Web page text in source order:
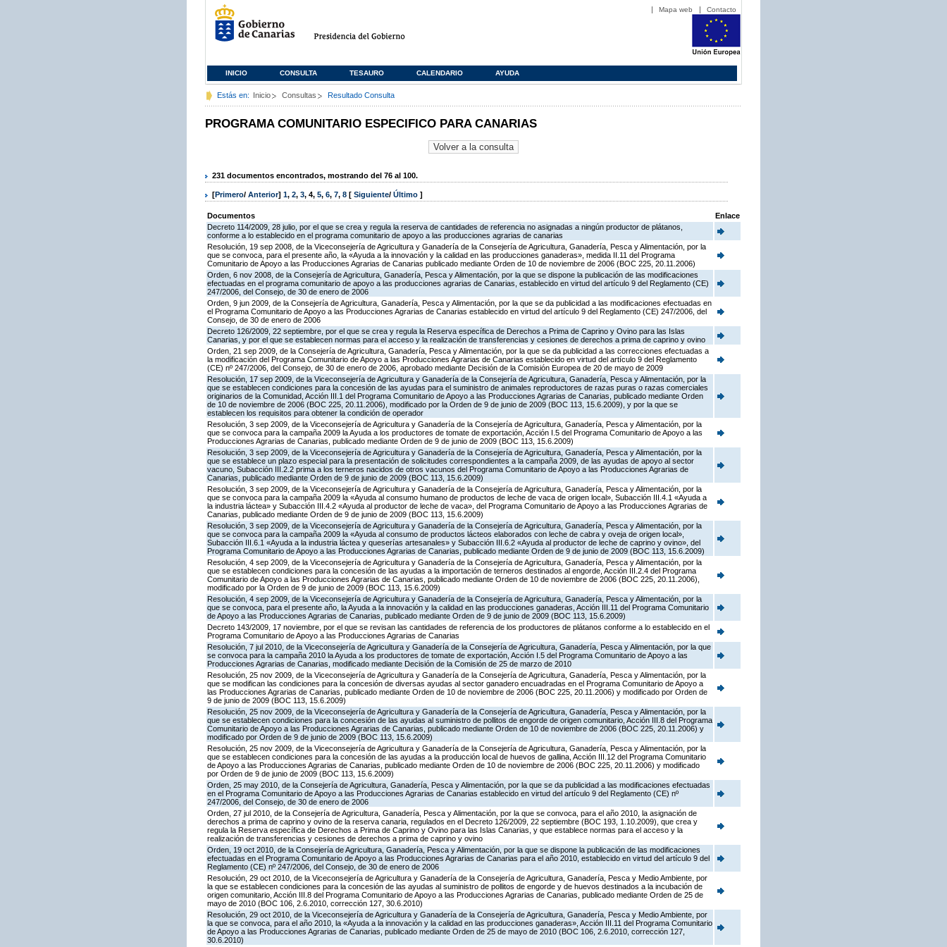
Mapa web Contacto
INICIO CONSULTA TESAURO CALENDARIO AYUDA
Estás en: Inicio Consultas Resultado Consulta
PROGRAMA COMUNITARIO ESPECIFICO PARA CANARIAS
231 documentos encontrados, mostrando del 76 al 100.
[Primero/ Anterior] 1, 2, 3, 4, 5, 6, 7, 8 [ Siguiente/ Último ]
Documentos
Enlace
Decreto 114/2009, 28 julio, por el que se crea y regula la reserva de cantidades de referencia no asignadas a ningún productor de plátanos,
conforme a lo establecido en el programa comunitario de apoyo a las producciones agrarias de canarias
Resolución, 19 sep 2008, de la Viceconsejería de Agricultura y Ganadería de la Consejería de Agricultura, Ganadería, Pesca y Alimentación, por la
que se convoca, para el presente año, la «Ayuda a la innovación y la calidad en las producciones ganaderas», medida II.11 del Programa
Comunitario de Apoyo a las Producciones Agrarias de Canarias publicado mediante Orden de 10 de noviembre de 2006 (BOC 225, 20.11.2006)
Orden, 6 nov 2008, de la Consejería de Agricultura, Ganadería, Pesca y Alimentación, por la que se dispone la publicación de las modificaciones
efectuadas en el programa comunitario de apoyo a las producciones agrarias de Canarias, establecido en virtud del artículo 9 del Reglamento (CE)
247/2006, del Consejo, de 30 de enero de 2006
Orden, 9 jun 2009, de la Consejería de Agricultura, Ganadería, Pesca y Alimentación, por la que se da publicidad a las modificaciones efectuadas en
el Programa Comunitario de Apoyo a las Producciones Agrarias de Canarias establecido en virtud del artículo 9 del Reglamento (CE) 247/2006, del
Consejo, de 30 de enero de 2006
Decreto 126/2009, 22 septiembre, por el que se crea y regula la Reserva específica de Derechos a Prima de Caprino y Ovino para las Islas
Canarias, y por el que se establecen normas para el acceso y la realización de transferencias y cesiones de derechos a prima de caprino y ovino
Orden, 21 sep 2009, de la Consejería de Agricultura, Ganadería, Pesca y Alimentación, por la que se da publicidad a las correcciones efectuadas a
la modificación del Programa Comunitario de Apoyo a las Producciones Agrarias de Canarias establecido en virtud del artículo 9 del Reglamento
(CE) nº 247/2006, del Consejo, de 30 de enero de 2006, aprobado mediante Decisión de la Comisión Europea de 20 de mayo de 2009
Resolución, 17 sep 2009, de la Viceconsejería de Agricultura y Ganadería de la Consejería de Agricultura, Ganadería, Pesca y Alimentación, por la
que se establecen condiciones para la concesión de las ayudas para el suministro de animales reproductores de razas puras o razas comerciales
originarios de la Comunidad, Acción III.1 del Programa Comunitario de Apoyo a las Producciones Agrarias de Canarias, publicado mediante Orden
de 10 de noviembre de 2006 (BOC 225, 20.11.2006), modificado por la Orden de 9 de junio de 2009 (BOC 113, 15.6.2009), y por la que se
establecen los requisitos para obtener la condición de operador
Resolución, 3 sep 2009, de la Viceconsejería de Agricultura y Ganadería de la Consejería de Agricultura, Ganadería, Pesca y Alimentación, por la
que se convoca para la campaña 2009 la Ayuda a los productores de tomate de exportación, Acción I.5 del Programa Comunitario de Apoyo a las
Producciones Agrarias de Canarias, publicado mediante Orden de 9 de junio de 2009 (BOC 113, 15.6.2009)
Resolución, 3 sep 2009, de la Viceconsejería de Agricultura y Ganadería de la Consejería de Agricultura, Ganadería, Pesca y Alimentación, por la
que se establece un plazo especial para la presentación de solicitudes correspondientes a la campaña 2009, de las ayudas de apoyo al sector
vacuno, Subacción III.2.2 prima a los terneros nacidos de otros vacunos del Programa Comunitario de Apoyo a las Producciones Agrarias de
Canarias, publicado mediante Orden de 9 de junio de 2009 (BOC 113, 15.6.2009)
Resolución, 3 sep 2009, de la Viceconsejería de Agricultura y Ganadería de la Consejería de Agricultura, Ganadería, Pesca y Alimentación, por la
que se convoca para la campaña 2009 la «Ayuda al consumo humano de productos de leche de vaca de origen local», Subacción III.4.1 «Ayuda a
la industria láctea» y Subacción III.4.2 «Ayuda al productor de leche de vaca», del Programa Comunitario de Apoyo a las Producciones Agrarias de
Canarias, publicado mediante Orden de 9 de junio de 2009 (BOC 113, 15.6.2009)
Resolución, 3 sep 2009, de la Viceconsejería de Agricultura y Ganadería de la Consejería de Agricultura, Ganadería, Pesca y Alimentación, por la
que se convoca para la campaña 2009 la «Ayuda al consumo de productos lácteos elaborados con leche de cabra y oveja de origen local»,
Subacción III.6.1 «Ayuda a la industria láctea y queserías artesanales» y Subacción III.6.2 «Ayuda al productor de leche de caprino y ovino», del
Programa Comunitario de Apoyo a las Producciones Agrarias de Canarias, publicado mediante Orden de 9 de junio de 2009 (BOC 113, 15.6.2009)
Resolución, 4 sep 2009, de la Viceconsejería de Agricultura y Ganadería de la Consejería de Agricultura, Ganadería, Pesca y Alimentación, por la
que se establecen condiciones para la concesión de las ayudas a la importación de terneros destinados al engorde, Acción III.2.4 del Programa
Comunitario de Apoyo a las Producciones Agrarias de Canarias, publicado mediante Orden de 10 de noviembre de 2006 (BOC 225, 20.11.2006),
modificado por la Orden de 9 de junio de 2009 (BOC 113, 15.6.2009)
Resolución, 4 sep 2009, de la Viceconsejería de Agricultura y Ganadería de la Consejería de Agricultura, Ganadería, Pesca y Alimentación, por la
que se convoca, para el presente año, la Ayuda a la innovación y la calidad en las producciones ganaderas, Acción III.11 del Programa Comunitario
de Apoyo a las Producciones Agrarias de Canarias, publicado mediante Orden de 9 de junio de 2009 (BOC 113, 15.6.2009)
Decreto 143/2009, 17 noviembre, por el que se revisan las cantidades de referencia de los productores de plátanos conforme a lo establecido en el
Programa Comunitario de Apoyo a las Producciones Agrarias de Canarias
Resolución, 7 jul 2010, de la Viceconsejería de Agricultura y Ganadería de la Consejería de Agricultura, Ganadería, Pesca y Alimentación, por la que
se convoca para la campaña 2010 la Ayuda a los productores de tomate de exportación, Acción I.5 del Programa Comunitario de Apoyo a las
Producciones Agrarias de Canarias, modificado mediante Decisión de la Comisión de 25 de marzo de 2010
Resolución, 25 nov 2009, de la Viceconsejería de Agricultura y Ganadería de la Consejería de Agricultura, Ganadería, Pesca y Alimentación, por la
que se modifican las condiciones para la concesión de diversas ayudas al sector ganadero encuadradas en el Programa Comunitario de Apoyo a
las Producciones Agrarias de Canarias, publicado mediante Orden de 10 de noviembre de 2006 (BOC 225, 20.11.2006) y modificado por Orden de
9 de junio de 2009 (BOC 113, 15.6.2009)
Resolución, 25 nov 2009, de la Viceconsejería de Agricultura y Ganadería de la Consejería de Agricultura, Ganadería, Pesca y Alimentación, por la
que se establecen condiciones para la concesión de las ayudas al suministro de pollitos de engorde de origen comunitario, Acción III.8 del Programa
Comunitario de Apoyo a las Producciones Agrarias de Canarias, publicado mediante Orden de 10 de noviembre de 2006 (BOC 225, 20.11.2006) y
modificado por Orden de 9 de junio de 2009 (BOC 113, 15.6.2009)
Resolución, 25 nov 2009, de la Viceconsejería de Agricultura y Ganadería de la Consejería de Agricultura, Ganadería, Pesca y Alimentación, por la
que se establecen condiciones para la concesión de las ayudas a la producción local de huevos de gallina, Acción III.12 del Programa Comunitario
de Apoyo a las Producciones Agrarias de Canarias, publicado mediante Orden de 10 de noviembre de 2006 (BOC 225, 20.11.2006) y modificado
por Orden de 9 de junio de 2009 (BOC 113, 15.6.2009)
Orden, 25 may 2010, de la Consejería de Agricultura, Ganadería, Pesca y Alimentación, por la que se da publicidad a las modificaciones efectuadas
en el Programa Comunitario de Apoyo a las Producciones Agrarias de Canarias establecido en virtud del artículo 9 del Reglamento (CE) nº
247/2006, del Consejo, de 30 de enero de 2006
Orden, 27 jul 2010, de la Consejería de Agricultura, Ganadería, Pesca y Alimentación, por la que se convoca, para el año 2010, la asignación de
derechos a prima de caprino y ovino de la reserva canaria, regulados en el Decreto 126/2009, 22 septiembre (BOC 193, 1.10.2009), que crea y
regula la Reserva específica de Derechos a Prima de Caprino y Ovino para las Islas Canarias, y que establece normas para el acceso y la
realización de transferencias y cesiones de derechos a prima de caprino y ovino
Orden, 19 oct 2010, de la Consejería de Agricultura, Ganadería, Pesca y Alimentación, por la que se dispone la publicación de las modificaciones
efectuadas en el Programa Comunitario de Apoyo a las Producciones Agrarias de Canarias para el año 2010, establecido en virtud del artículo 9 del
Reglamento (CE) nº 247/2006, del Consejo, de 30 de enero de 2006
Resolución, 29 oct 2010, de la Viceconsejería de Agricultura y Ganadería de la Consejería de Agricultura, Ganadería, Pesca y Medio Ambiente, por
la que se establecen condiciones para la concesión de las ayudas al suministro de pollitos de engorde y de huevos destinados a la incubación de
origen comunitario, Acción III.8 del Programa Comunitario de Apoyo a las Producciones Agrarias de Canarias, publicado mediante Orden de 25 de
mayo de 2010 (BOC 106, 2.6.2010, corrección 127, 30.6.2010)
Resolución, 29 oct 2010, de la Viceconsejería de Agricultura y Ganadería de la Consejería de Agricultura, Ganadería, Pesca y Medio Ambiente, por
la que se convoca, para el año 2010, la «Ayuda a la innovación y la calidad en las producciones ganaderas», Acción III.11 del Programa Comunitario
de Apoyo a las Producciones Agrarias de Canarias, publicado mediante Orden de 25 de mayo de 2010 (BOC 106, 2.6.2010, corrección 127,
30.6.2010)